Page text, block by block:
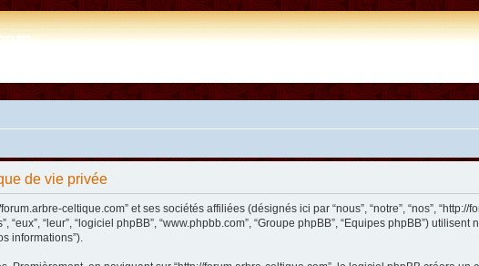
de vie privée
celtique.com” et ses sociétés affiliées (désignés ici par “nous”, “notre”, “nos”, “http://
“eux”, “leur”, “logiciel phpBB”, “www.phpbb.com”, “Groupe phpBB”, “Equipes phpBB”)
informations”).